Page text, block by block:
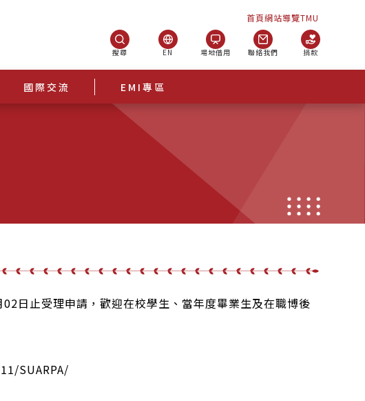
首頁網站導覽TMU
搜尋 EN 場地借用 聯絡我們 捐款
國際交流 EMI專區
日止受理申請，歡迎在校學生、當年度畢業生及在職博後
SUARPA/